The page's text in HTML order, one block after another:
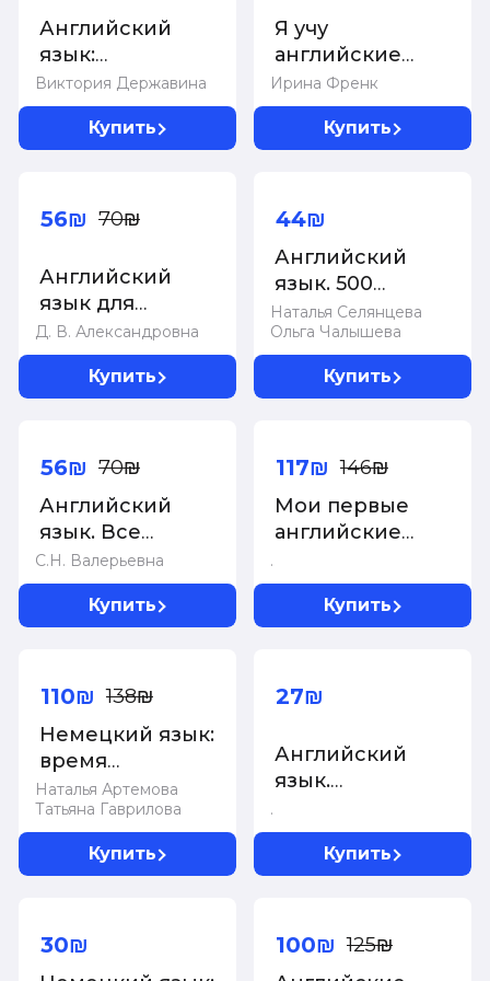
Виктория Державина
Английский
язык:
Универсальный
справочник для
школьников
Купить
Ирина Френк
Я учу
английские
буквы и звуки.
Рабочая
тетрадь для
Купить
Д. В. Александровна
Английский
язык для
школьников.
Все правила в
таблицах и
56₪ 70₪
Купить
Наталья Селянцева
Ольга Чалышева
Английский
язык. 500
летних
упражнений
для начальной
школы с
44₪
Купить
С.Н. Валерьевна
Английский
язык. Все
правила. 9 класс
56₪ 70₪
Купить
.
Мои первые
английские
117₪ 146₪
Купить
Наталья Артемова
Татьяна Гаврилова
Немецкий язык:
время
грамматики.
Пособие для
эффективного
изучения и
младших
школьников. 3-
110₪ 138₪
Купить
.
Английский
язык.
словарь
27₪
Купить
30₪ 100₪ 125₪